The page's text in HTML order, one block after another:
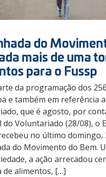
do
mais de uma
para o Fussp
da programação dos
e também em referência
que é agosto, por
do Voluntariado (28/08), o
no último domingo,
do Movimento do Bem.
a ação arrecadou
de alimentos, […]